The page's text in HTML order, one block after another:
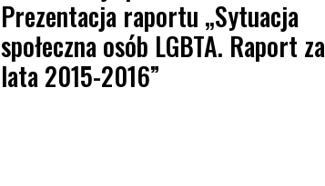
Prezentacja raportu „Sytuacja
społeczna osób LGBTA. Raport za
lata 2015-2016”